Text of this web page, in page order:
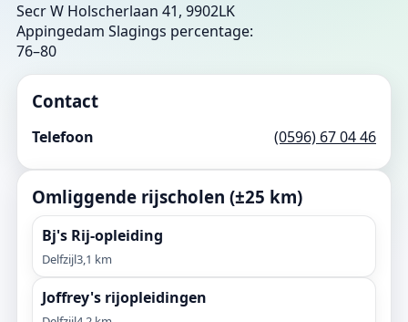
Secr W Holscherlaan 41, 9902LK
Appingedam Slagings percentage:
76–80
Contact
Telefoon (0596) 67 04 46
Omliggende rijscholen (±25 km)
Bj's Rij-opleiding
Delfzijl3,1 km
Joffrey's rijopleidingen